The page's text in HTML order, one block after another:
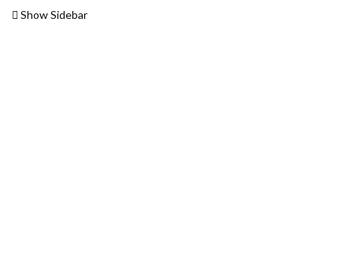
Show Sidebar